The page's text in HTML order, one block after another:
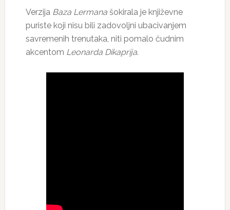
Verzija Baza Lermanašokirala je književne
puriste koji nisu bili zadovoljni ubacivanjem
savremenih trenutaka, niti pomalo čudnim
akcentom Leonarda Dikaprija.